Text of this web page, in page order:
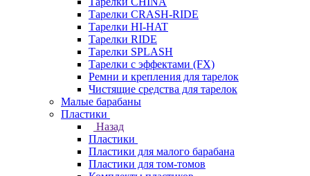
Тарелки CRASH-RIDE
Тарелки HI-HAT
Тарелки RIDE
Тарелки SPLASH
Тарелки с эффектами (FX)
Ремни и крепления для тарелок
Чистящие средства для тарелок
Малые барабаны
Пластики
Назад
Пластики
Пластики для малого барабана
Пластики для том-томов